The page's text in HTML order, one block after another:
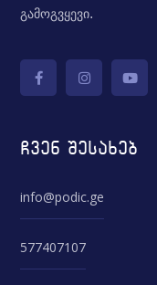
გამოგვყევი.
ჩვენ შესახებ
info@podic.ge
577407107